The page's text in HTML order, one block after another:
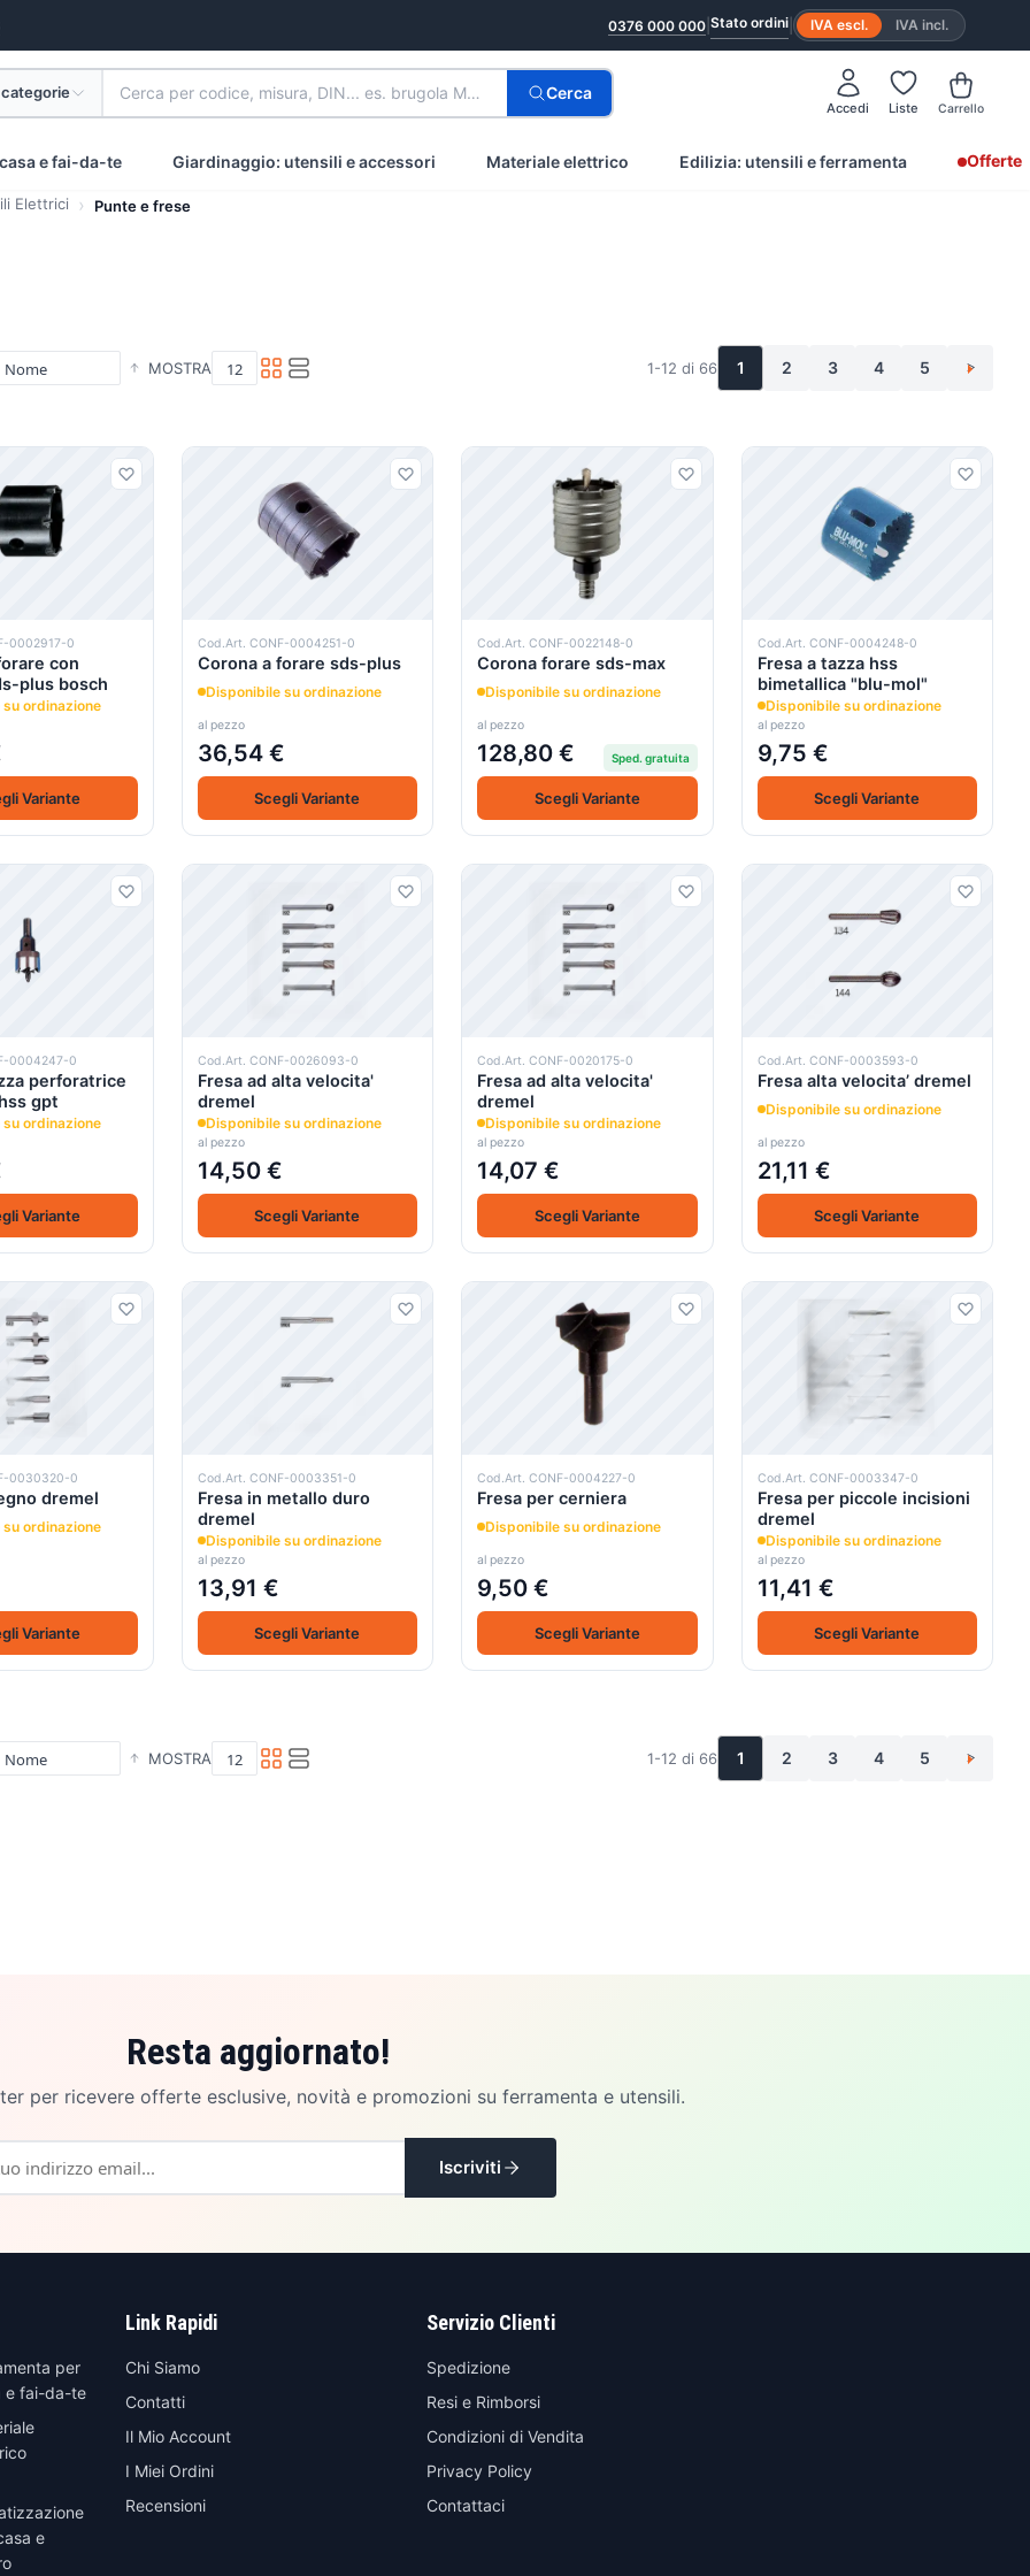
0376 000 000 Stato ordini IVA escl. IVA incl.
Cerca per codice, misura, DIN... es. brugola M8 inox Cerca
Accedi Liste Carrello
e fai-da-te Giardinaggio: utensili e accessori Materiale elettrico Edilizia: utensili e ferramenta Offerte
Elettrici Punte e frese
MOSTRA 1-12 di 66 1 2 3 4 5 >
0002917-0
con
plus bosch
ordinazione
Variante
Cod.Art. CONF-0004251-0
Corona a forare sds-plus
Disponibile su ordinazione
al pezzo
36,54 €
Scegli Variante
Cod.Art. CONF-0022148-0
Corona forare sds-max
Disponibile su ordinazione
al pezzo
128,80 € Sped. gratuita
Scegli Variante
Cod.Art. CONF-0004248-0
Fresa a tazza hss
bimetallica "blu-mol"
Disponibile su ordinazione
al pezzo
9,75 €
Scegli Variante
0004247-0
perforatrice
gpt
ordinazione
Variante
Cod.Art. CONF-0026093-0
Fresa ad alta velocita'
dremel
Disponibile su ordinazione
al pezzo
14,50 €
Scegli Variante
Cod.Art. CONF-0020175-0
Fresa ad alta velocita'
dremel
Disponibile su ordinazione
al pezzo
14,07 €
Scegli Variante
Cod.Art. CONF-0003593-0
Fresa alta velocita’ dremel
Disponibile su ordinazione
al pezzo
21,11 €
Scegli Variante
0030320-0
dremel
ordinazione
Variante
Cod.Art. CONF-0003351-0
Fresa in metallo duro
dremel
Disponibile su ordinazione
al pezzo
13,91 €
Scegli Variante
Cod.Art. CONF-0004227-0
Fresa per cerniera
Disponibile su ordinazione
al pezzo
9,50 €
Scegli Variante
Cod.Art. CONF-0003347-0
Fresa per piccole incisioni
dremel
Disponibile su ordinazione
al pezzo
11,41 €
Scegli Variante
MOSTRA 1-12 di 66 1 2 3 4 5 >
Resta aggiornato!
per ricevere offerte esclusive, novità e promozioni su ferramenta e utensili.
Iscriviti
per
e fai-da-te
e
Link Rapidi
Chi Siamo
Contatti
Il Mio Account
I Miei Ordini
Recensioni
Servizio Clienti
Spedizione
Resi e Rimborsi
Condizioni di Vendita
Privacy Policy
Contattaci